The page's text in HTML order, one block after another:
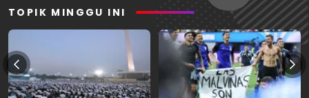
TOPIK MINGGU INI